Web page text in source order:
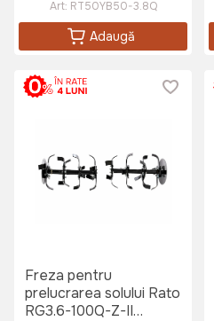
Art: RT50YB50-3.8Q
Adaugă
Freza pentru
prelucrarea solului Rato
RG3.6-100Q-Z-II